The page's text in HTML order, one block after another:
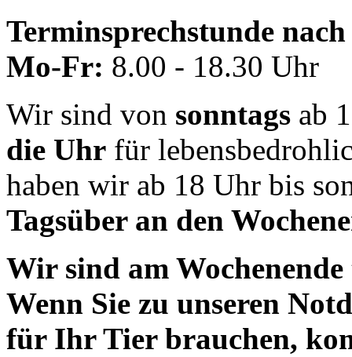
Terminsprechstunde
Mo-Fr: 8.00 - 18.30 Uhr
Wir sind von sonntags ab
die Uhr für
haben wir ab 18 Uhr bis
Tagsüber an den
Wir sind am
Wenn Sie zu unseren
für Ihr Tier brauchen,